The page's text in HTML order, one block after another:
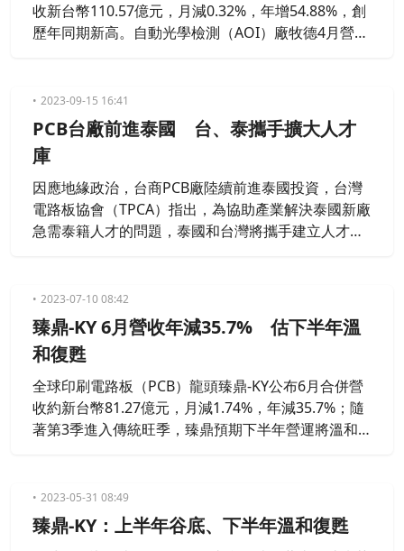
收新台幣110.57億元，月減0.32%，年增54.88%，創
歷年同期新高。自動光學檢測（AOI）廠牧德4月營收
2023-09-15 16:41
PCB台廠前進泰國 台、泰攜手擴大人才
庫
因應地緣政治，台商PCB廠陸續前進泰國投資，台灣
電路板協會（TPCA）指出，為協助產業解決泰國新廠
急需泰籍人才的問題，泰國和台灣將攜手建立人才平
2023-07-10 08:42
臻鼎-KY 6月營收年減35.7% 估下半年溫
和復甦
全球印刷電路板（PCB）龍頭臻鼎-KY公布6月合併營
收約新台幣81.27億元，月減1.74%，年減35.7%；隨
著第3季進入傳統旺季，臻鼎預期下半年營運將溫和
2023-05-31 08:49
臻鼎-KY：上半年谷底、下半年溫和復甦